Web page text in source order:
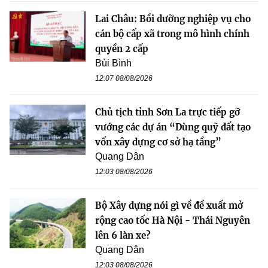
Lai Châu: Bồi dưỡng nghiệp vụ cho
cán bộ cấp xã trong mô hình chính
quyền 2 cấp
Bùi Bình
12:07 08/08/2026
Chủ tịch tỉnh Sơn La trực tiếp gỡ
vướng các dự án “Dùng quỹ đất tạo
vốn xây dựng cơ sở hạ tầng”
Quang Dân
12:03 08/08/2026
Bộ Xây dựng nói gì về đề xuất mở
rộng cao tốc Hà Nội - Thái Nguyên
lên 6 làn xe?
Quang Dân
12:03 08/08/2026